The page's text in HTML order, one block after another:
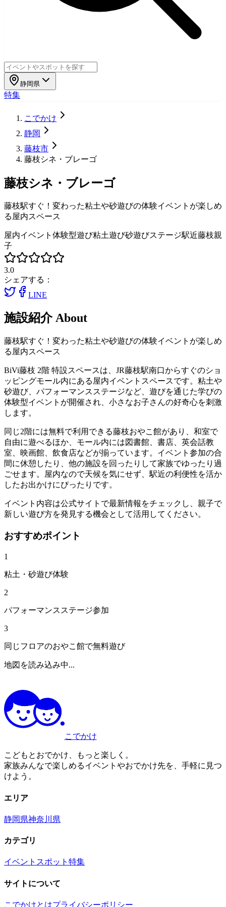
静岡県
特集
こでかけ
静岡
藤枝市
藤枝シネ・ブレーゴ
藤枝シネ・ブレーゴ
藤枝駅すぐ！変わった粘土や砂遊びの体験イベントが楽しめ
る屋内スペース
屋内イベント 体験型遊び粘土遊び砂遊びステージ駅近藤枝親
子
3.0
シェアする：
LINE
施設紹介 About
藤枝駅すぐ！変わった粘土や砂遊びの体験イベントが楽しめ
る屋内スペース
BiVi藤枝 2階 特設スペースは、JR藤枝駅南口からすぐのショ
ッピングモール内にある屋内イベントスペースです。粘土や
砂遊び、パフォーマンスステージなど、遊びを通じた学びの
体験型イベントが開催され、小さなお子さんの好奇心を刺激
します。
同じ2階には無料で利用できる藤枝おやこ館があり、和室で
自由に遊べるほか、モール内には図書館、書店、英会話教
室、映画館、飲食店などが揃っています。イベント参加の合
間に休憩したり、他の施設を回ったりして家族でゆったり過
ごせます。屋内なので天候を気にせず、駅近の利便性を活か
したお出かけにぴったりです。
イベント内容は公式サイトで最新情報をチェックし、親子で
新しい遊び方を発見する機会として活用してください。
おすすめポイント
1
粘土・砂遊び体験
2
パフォーマンスステージ参加
3
同じフロアのおやこ館で無料遊び
地図を読み込み中...
こでかけ
こどもとおでかけ、もっと楽しく。
家族みんなで楽しめるイベントやおでかけ先を、手軽に見つ
けよう。
エリア
静岡県神奈川県
カテゴリ
イベント スポット 特集
サイトについて
こでかけとはプライバシーポリシー